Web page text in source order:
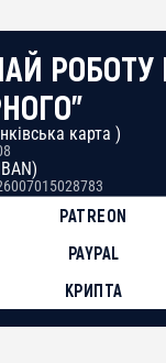
РОБОТУ
карта )
PATREON
PAYPAL
КРИПТА